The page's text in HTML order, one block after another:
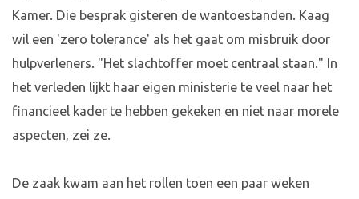
Kamer. Die besprak gisteren de wantoestanden. Kaag
wil een 'zero tolerance' als het gaat om misbruik door
hulpverleners. "Het slachtoffer moet centraal staan." In
het verleden lijkt haar eigen ministerie te veel naar het
financieel kader te hebben gekeken en niet naar morele
aspecten, zei ze.
De zaak kwam aan het rollen toen een paar weken